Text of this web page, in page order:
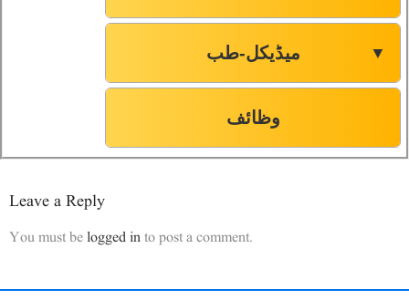
میڈیکل-طب ▼
وظائف
Leave a Reply
You must belogged into post a comment.